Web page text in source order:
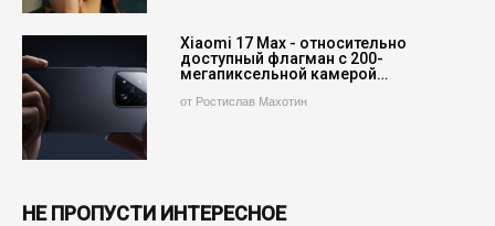
Xiaomi 17 Max - относительно
доступный флагман с 200-
мегапиксельной камерой…
от Ростислав Махотин
НЕ ПРОПУСТИ ИНТЕРЕСНОЕ